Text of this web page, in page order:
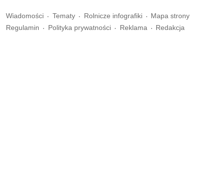
Wiadomości Tematy Rolnicze infografiki
Mapa strony
Regulamin
Polityka prywatności Reklama Redakcja